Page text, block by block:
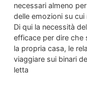
necessari almeno
delle emozioni su cui
Di qui la necessità
efficace per dire che
la propria casa, le
viaggiare sui binari
letta